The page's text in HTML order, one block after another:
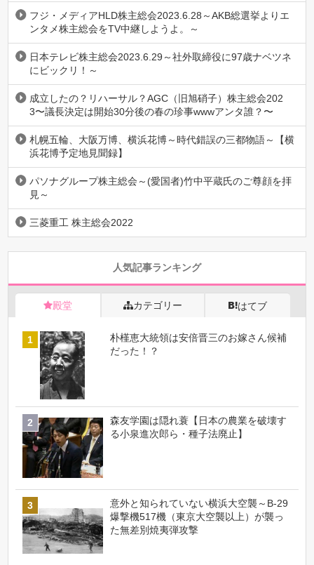
フジ・メディアHLD株主総会2023.6.28～AKB総選挙よりエ
ンタメ株主総会をTV中継しようよ。～
日本テレビ株主総会2023.6.29～社外取締役に97歳ナベツネ
にビックリ！～
成立したの？リハーサル？AGC（旧旭硝子）株主総会202
3〜議長決定は開始30分後の春の珍事wwwアンタ誰？〜
札幌五輪、大阪万博、横浜花博～時代錯誤の三都物語～【横
浜花博予定地見聞録】
パソナグループ株主総会～(愛国者)竹中平蔵氏のご尊顔を拝
見～
三菱重工 株主総会2022
人気記事ランキング
殿堂 カテゴリー はてブ
朴槿恵大統領は安倍晋三のお嫁さん候補
だった！？
森友学園は隠れ蓑【日本の農業を破壊す
る小泉進次郎ら・種子法廃止】
意外と知られていない横浜大空襲～B-29
爆撃機517機（東京大空襲以上）が襲っ
た無差別焼夷弾攻撃